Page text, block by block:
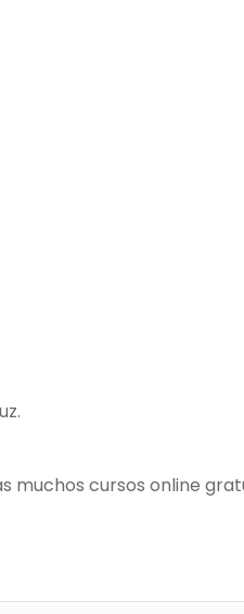
muchos cursos online